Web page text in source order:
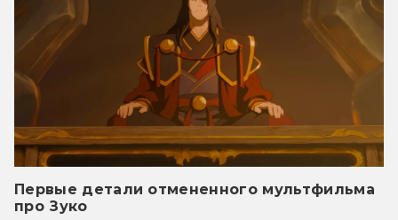
Первые детали отмененного мультфильма
про Зуко